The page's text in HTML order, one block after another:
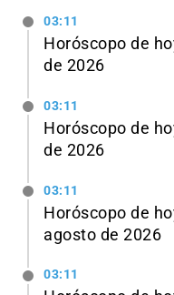
03:11
Horóscopo de
de 2026
03:11
Horóscopo de
de 2026
03:11
Horóscopo de
agosto de 2026
03:11